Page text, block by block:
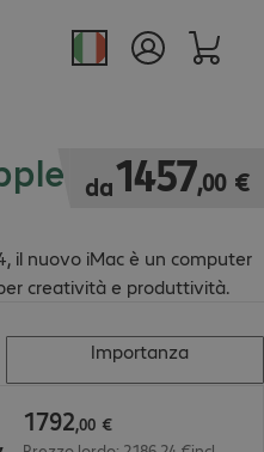
iMac
il nuovo iMac è un computer
creatività e produttività.
da1457,00 €
1457,00 €
Importanza
1792,00 €